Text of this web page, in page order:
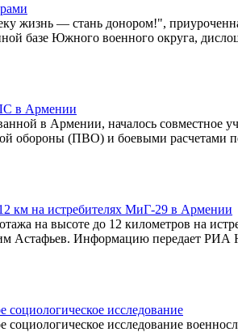
жизнь — стань донором!",
базе Южного военного округа,
в Армении
в Армении, началось совместное
обороны (ПВО) и боевыми расчетами
км на истребителях МиГ-29 в Армении
на высоте до 12 километров на
Астафьев. Информацию передает РИА
исследование
исследование